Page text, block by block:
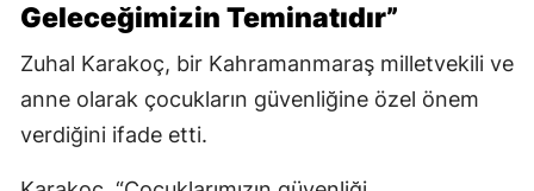
Geleceğimizin Teminatıdır”
Zuhal Karakoç, bir Kahramanmaraş milletvekili ve
anne olarak çocukların güvenliğine özel önem
verdiğini ifade etti.